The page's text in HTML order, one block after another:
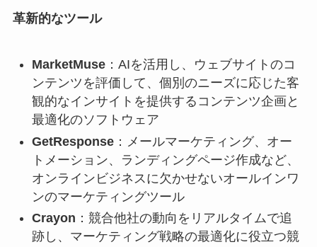
革新的なツール
MarketMuse：AIを活用し、ウェブサイトのコ
ンテンツを評価して、個別のニーズに応じた客
観的なインサイトを提供するコンテンツ企画と
最適化のソフトウェア
GetResponse：メールマーケティング、オー
トメーション、ランディングページ作成など、
オンラインビジネスに欠かせないオールインワ
ンのマーケティングツール
Crayon ：競合他社の動向をリアルタイムで追
跡し、マーケティング戦略の最適化に役立つ競